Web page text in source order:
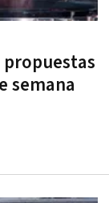
semana